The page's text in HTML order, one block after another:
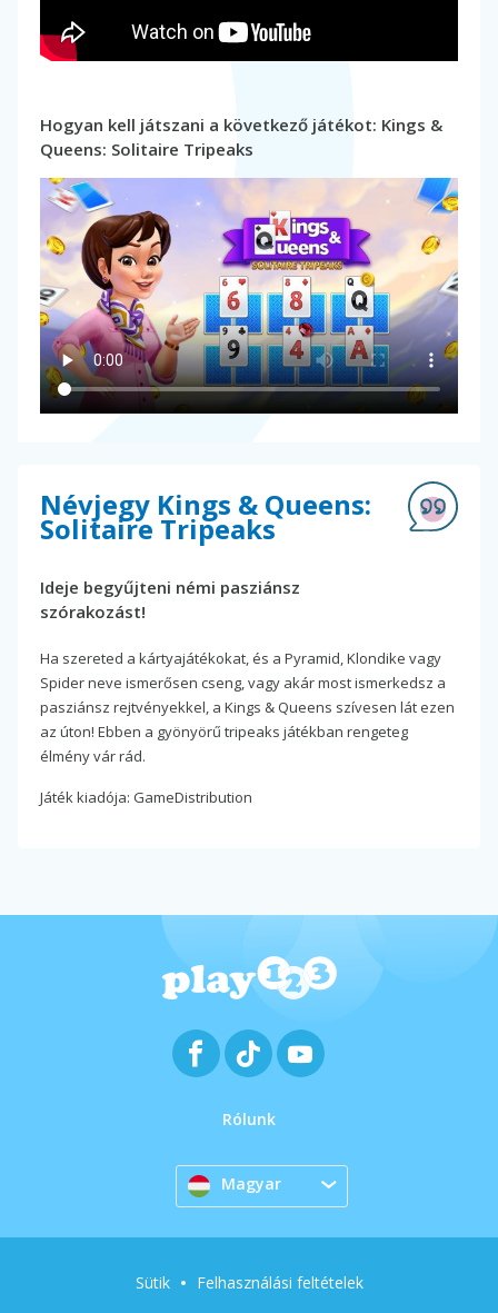
Hogyan kell játszani a következő játékot: Kings &
Queens: Solitaire Tripeaks
Névjegy Kings & Queens:
Solitaire Tripeaks
Ideje begyűjteni némi pasziánsz
szórakozást!
Ha szereted a kártyajátékokat, és a Pyramid, Klondike vagy
Spider neve ismerősen cseng, vagy akár most ismerkedsz a
pasziánsz rejtvényekkel, a Kings & Queens szívesen lát ezen
az úton! Ebben a gyönyörű tripeaks játékban rengeteg
élmény vár rád.
Játék kiadója: GameDistribution
Rólunk
Magyar
Sütik Felhasználási feltételek